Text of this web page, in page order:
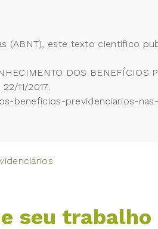
(ABNT), este texto científico
DOS BENEFÍCIOS
11/2017.
beneficios-previdenciarios-
seu trabalho